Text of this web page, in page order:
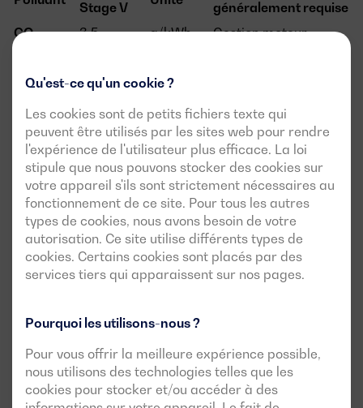
Qu'est-ce qu'un cookie ?
Les cookies sont de petits fichiers texte qui
peuvent être utilisés par les sites web pour rendre
l'expérience de l'utilisateur plus efficace. La loi
stipule que nous pouvons stocker des cookies sur
votre appareil s'ils sont strictement nécessaires au
fonctionnement de ce site. Pour tous les autres
types de cookies, nous avons besoin de votre
autorisation. Ce site utilise différents types de
cookies. Certains cookies sont placés par des
services tiers qui apparaissent sur nos pages.
Pourquoi les utilisons-nous ?
Pour vous offrir la meilleure expérience possible,
nous utilisons des technologies telles que les
cookies pour stocker et/ou accéder à des
Stage V
généralement requise
CO
3,5 g/kWh Gestion moteur
NOx 0,4 g/kWh
catalytique sélective)
PM 0,015 g/kWh
DPF (filtre à
particules)
PN
1 × 10¹² n°/kWh DPF à paroi filtrante
La limite NOx de0,4 g/kWhreprésente une réduction de
88 % par rapport au Stage IIIB. Pour atteindre ce seuil, les
fabricants intègrent systématiquement un système
inoffensif (N₂) et en vapeur d'eau.
La limite PN de 1 × 10¹² particules/kWhest entièrement
nouvelle par rapport aux normes antérieures. Elle impose
l'utilisation d'unDPF à paroi filtrante( wall-flow DPF